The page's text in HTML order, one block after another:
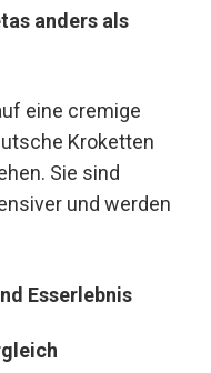
anders als
eine cremige
Kroketten
Sie sind
und werden
Esserlebnis